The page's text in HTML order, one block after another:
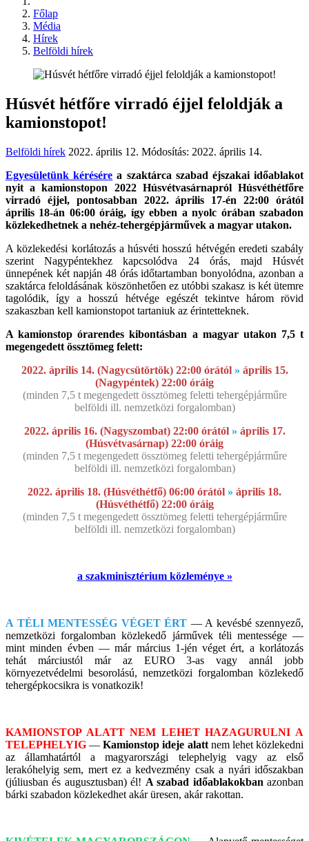
Főlap
Média
Hírek
Belföldi hírek
Húsvét hétfőre virradó éjjel feloldják a
kamionstopot!
Belföldi hírek 2022. április 12. Módosítás: 2022. április 14.
Egyesületünk kérésére a szaktárca szabad éjszakai időablakot
nyit a kamionstopon 2022 Húsvétvasárnapról Húsvéthétfőre
virradó éjjel, pontosabban 2022. április 17-én 22:00 órától
április 18-án 06:00 óráig, így ebben a nyolc órában szabadon
közlekedhetnek a nehéz-tehergépjárművek a magyar utakon.
A közlekedési korlátozás a húsvéti hosszú hétvégén eredeti szabály
szerint Nagypéntekhez kapcsolódva 24 órás, majd Húsvét
ünnepének két napján 48 órás időtartamban bonyolódna, azonban a
szaktárca feloldásának köszönhetően ez utóbbi szakasz is két ütemre
tagolódik, így a hosszú hétvége egészét tekintve három rövid
szakaszban kell kamionstopot tartaniuk az érintetteknek.
A kamionstop órarendes kibontásban a magyar utakon 7,5 t
megengedett össztömeg felett:
2022. április 14. (Nagycsütörtök) 22:00 órától » április 15.
(Nagypéntek) 22:00 óráig
(minden 7,5 t megengedett össztömeg feletti tehergépjárműre
belföldi ill. nemzetközi forgalomban)
2022. április 16. (Nagyszombat) 22:00 órától » április 17.
(Húsvétvasárnap) 22:00 óráig
(minden 7,5 t megengedett össztömeg feletti tehergépjárműre
belföldi ill. nemzetközi forgalomban)
2022. április 18. (Húsvéthétfő) 06:00 órától » április 18.
(Húsvéthétfő) 22:00 óráig
(minden 7,5 t megengedett össztömeg feletti tehergépjárműre
belföldi ill. nemzetközi forgalomban)
a szakminisztérium közleménye »
A TÉLI MENTESSÉG VÉGET ÉRT — A kevésbé szennyező,
nemzetközi forgalomban közlekedő járművek téli mentessége —
mint minden évben — már március 1-jén véget ért, a korlátozás
tehát márciustól már az EURO 3-as vagy annál jobb
környezetvédelmi besorolású, nemzetközi forgalomban közlekedő
tehergépkocsikra is vonatkozik!
KAMIONSTOP ALATT NEM LEHET HAZAGURULNI A
TELEPHELYIG —Kamionstop ideje alattnem lehet közlekedni
az államhatártól a magyarországi telephelyig vagy az első
lerakóhelyig sem, mert ez a kedvezmény csak a nyári időszakban
(júliusban és augusztusban) él! A szabad időablakokban azonban
bárki szabadon közlekedhet akár üresen, akár rakottan.